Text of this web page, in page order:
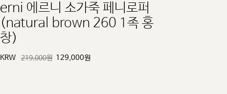
erni 에르니 소가죽 페니로퍼
(natural brown 260 1족 홍
창)
KRW 219,000원 129,000원